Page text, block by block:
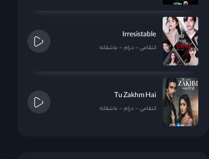
Irresistable
انتقامی درام عاشقانه
Tu Zakhm Hai
انتقامی درام عاشقانه